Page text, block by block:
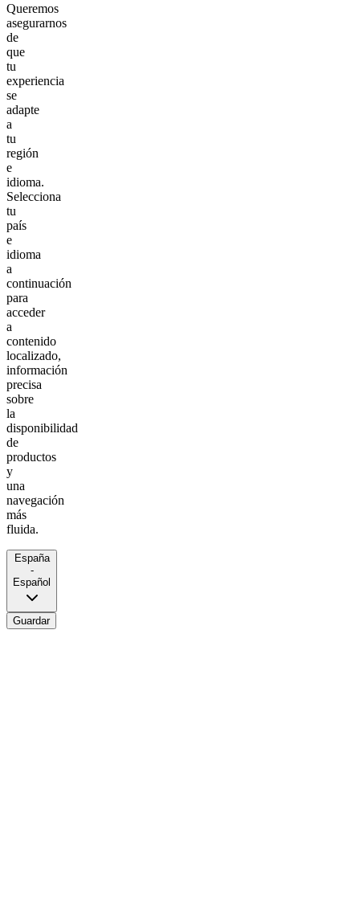
Queremos
asegurarnos
de
que
tu
experiencia
se
adapte
a
tu
región
e
idioma.
Selecciona
tu
país
e
idioma
a
continuación
para
acceder
a
contenido
localizado,
información
precisa
sobre
la
disponibilidad
de
productos
y
una
navegación
más
fluida.
España
-
Español
Guardar